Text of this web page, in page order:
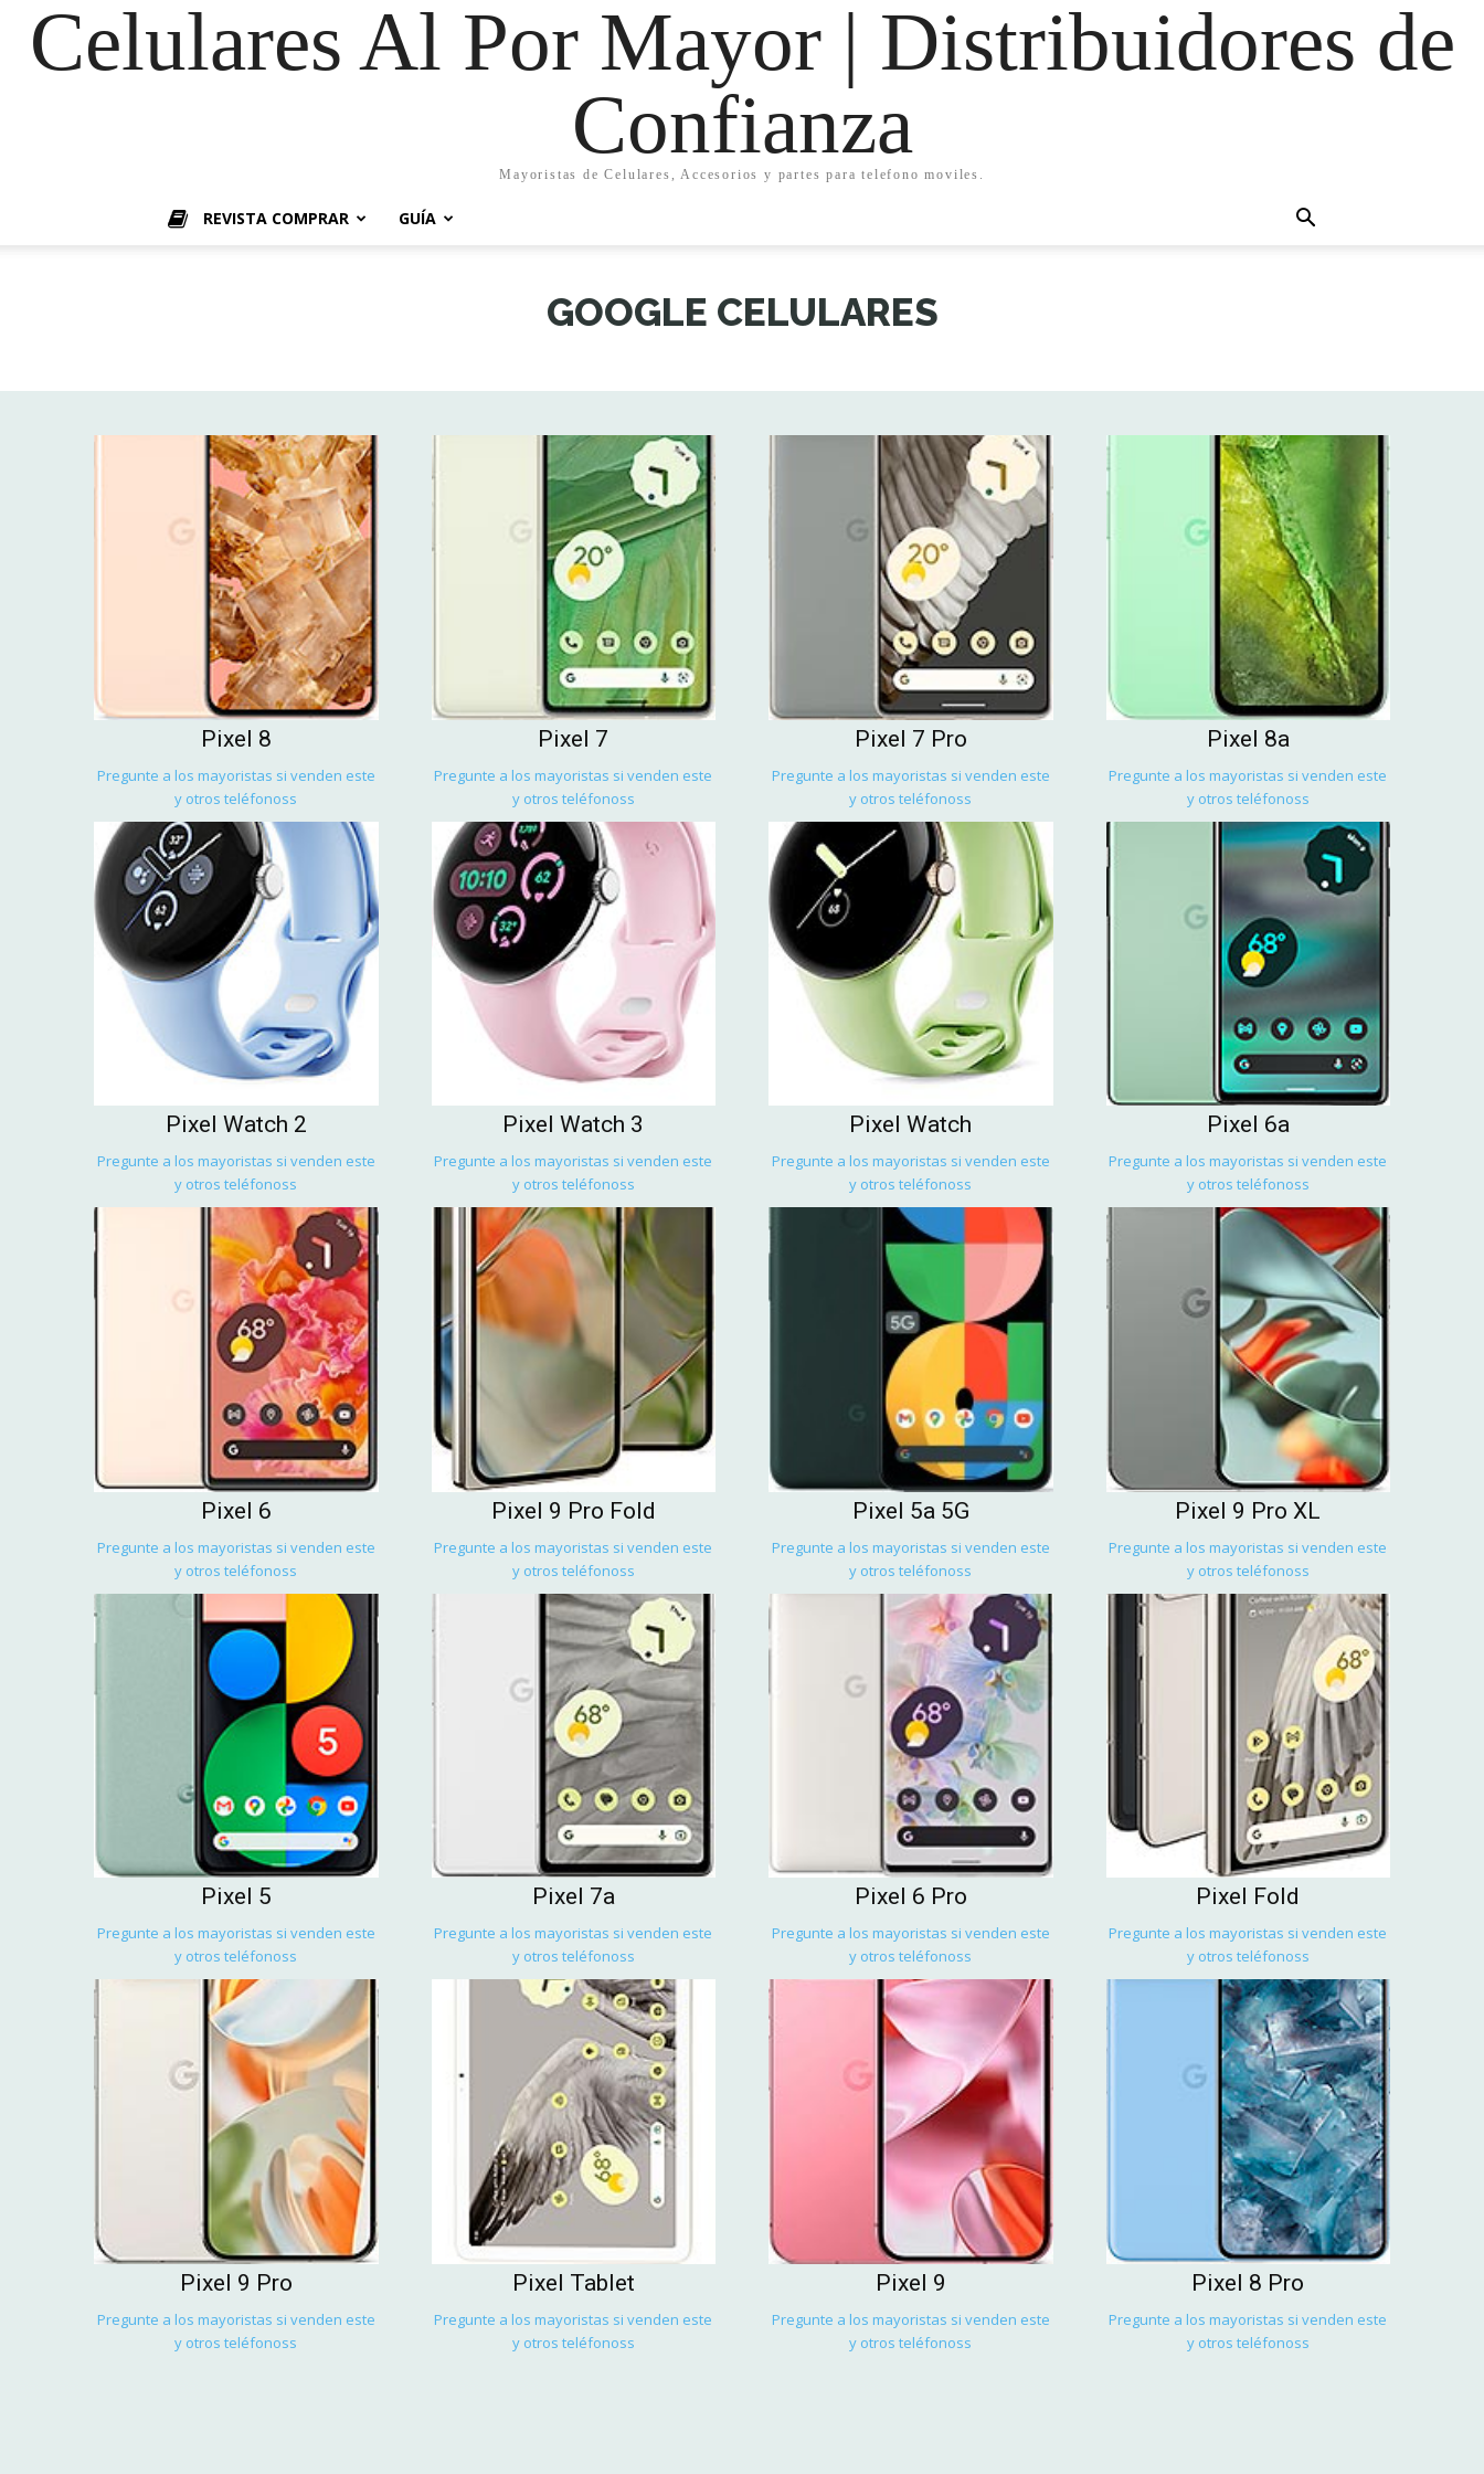
Celulares Al Por Mayor | Distribuidores de
Confianza
Mayoristas de Celulares, Accesorios y partes para telefono moviles.
REVISTA COMPRAR GUÍA
GOOGLE CELULARES
Pixel 8
Pregunte a los mayoristas si venden este
y otros teléfonoss
Pixel 7
Pregunte a los mayoristas si venden este
y otros teléfonoss
Pixel 7 Pro
Pregunte a los mayoristas si venden este
y otros teléfonoss
Pixel 8a
Pregunte a los mayoristas si venden este
y otros teléfonoss
Pixel Watch 2
Pregunte a los mayoristas si venden este
y otros teléfonoss
Pixel Watch 3
Pregunte a los mayoristas si venden este
y otros teléfonoss
Pixel Watch
Pregunte a los mayoristas si venden este
y otros teléfonoss
Pixel 6a
Pregunte a los mayoristas si venden este
y otros teléfonoss
Pixel 6
Pregunte a los mayoristas si venden este
y otros teléfonoss
Pixel 9 Pro Fold
Pregunte a los mayoristas si venden este
y otros teléfonoss
Pixel 5a 5G
Pregunte a los mayoristas si venden este
y otros teléfonoss
Pixel 9 Pro XL
Pregunte a los mayoristas si venden este
y otros teléfonoss
Pixel 5
Pregunte a los mayoristas si venden este
y otros teléfonoss
Pixel 7a
Pregunte a los mayoristas si venden este
y otros teléfonoss
Pixel 6 Pro
Pregunte a los mayoristas si venden este
y otros teléfonoss
Pixel Fold
Pregunte a los mayoristas si venden este
y otros teléfonoss
Pixel 9 Pro
Pregunte a los mayoristas si venden este
y otros teléfonoss
Pixel Tablet
Pregunte a los mayoristas si venden este
y otros teléfonoss
Pixel 9
Pregunte a los mayoristas si venden este
y otros teléfonoss
Pixel 8 Pro
Pregunte a los mayoristas si venden este
y otros teléfonoss